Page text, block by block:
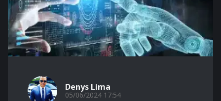
Denys Lima
05/06/2024 17:54